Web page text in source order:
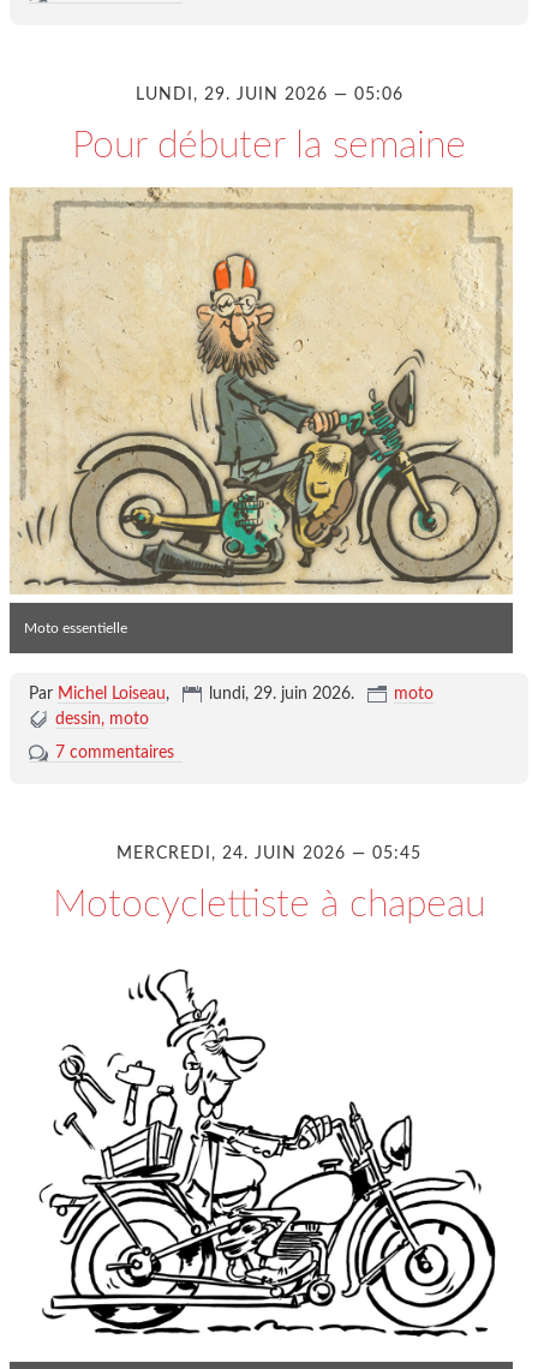
LUNDI, 29. JUIN 2026 — 05:06
Pour débuter la semaine
Moto essentielle
Par Michel Loiseau, lundi, 29. juin 2026.
moto
dessin
moto
7 commentaires
MERCREDI, 24. JUIN 2026 — 05:45
Motocyclettiste à chapeau